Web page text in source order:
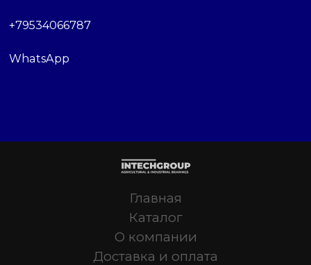
+79534066787
WhatsApp
Главная
Каталог
О компании
Доставка и оплата